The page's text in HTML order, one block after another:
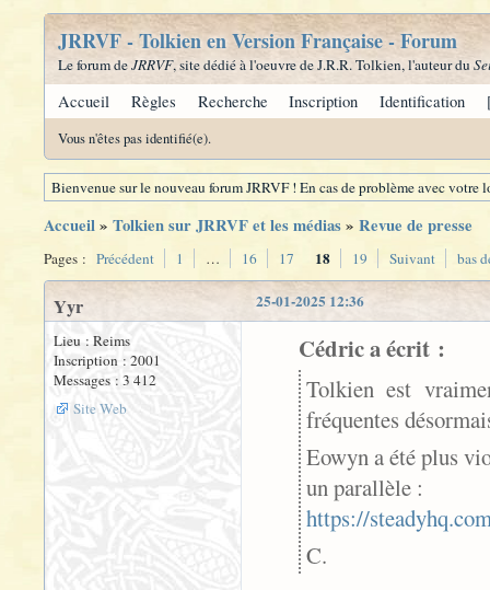
JRRVF - Tolkien en Version Française - Forum
Le forum deJRRVF, site dédié à l'oeuvre de J.R.R. Tolkien, l'auteur du
Accueil Règles Recherche Inscription Identification
Vous n'êtes pas identifié(e).
Bienvenue sur le nouveau forum JRRVF ! En cas de problème avec
Accueil» Tolkien sur JRRVF et les médias» Revue de presse
Pages : Précédent 1 … 16 17 18 19 Suivant bas
25-01-2025 12:36
Yyr
Lieu : Reims
Inscription : 2001
Messages : 3 412
Site Web
Cédric a écrit :
Tolkien est
fréquentes
Eowyn a été plus
un parallèle :
https://
C.